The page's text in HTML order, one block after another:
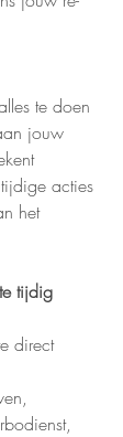
te doen
jouw
acties
het
tijdig
direct